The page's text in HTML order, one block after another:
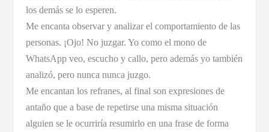
los demás se lo esperen.
Me encanta observar y analizar el comportamiento de las
personas. ¡Ojo! No juzgar. Yo como el mono de
WhatsApp veo, escucho y callo, pero además yo también
analizó, pero nunca nunca juzgo.
Me encantan los refranes, al final son expresiones de
antaño que a base de repetirse una misma situación
alguien se le ocurriría resumirlo en una frase de forma